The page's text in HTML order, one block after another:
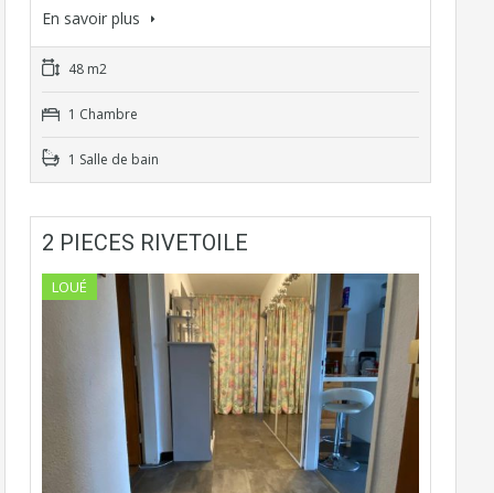
En savoir plus
48 m2
1 Chambre
1 Salle de bain
2 PIECES RIVETOILE
LOUÉ